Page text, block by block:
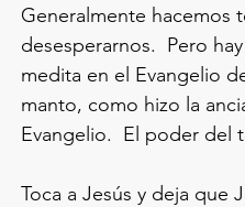
Generalmente hacemos
desesperarnos.  Pero
medita en el Evangelio
manto, como hizo la
Evangelio.  El poder del
Toca a Jesús y deja que